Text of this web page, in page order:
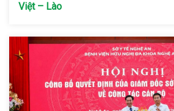
Việt – Lào